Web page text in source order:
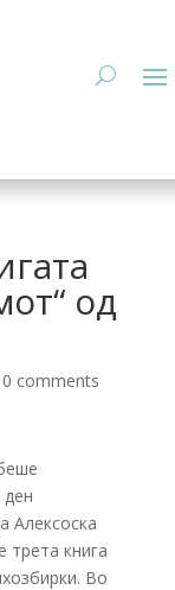
од
0 comments
Алексоска
трета книга
Во